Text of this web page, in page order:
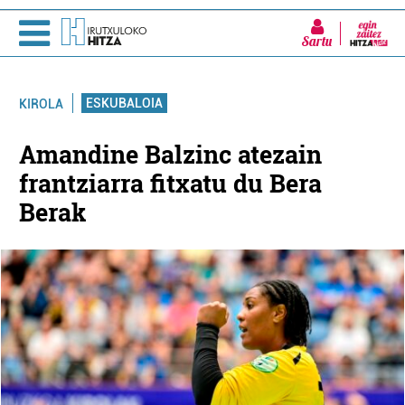
Sartu
KIROLA ESKUBALOIA
Amandine Balzinc atezain
frantziarra fitxatu du Bera
Berak